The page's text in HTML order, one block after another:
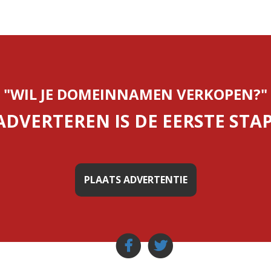
"WIL JE DOMEINNAMEN VERKOPEN?"
IS DE EERSTE
PLAATS ADVERTENTIE